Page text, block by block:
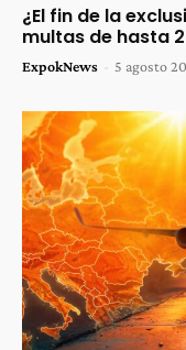
¿El fin de la
multas de hasta
ExpokNews - 5 agosto